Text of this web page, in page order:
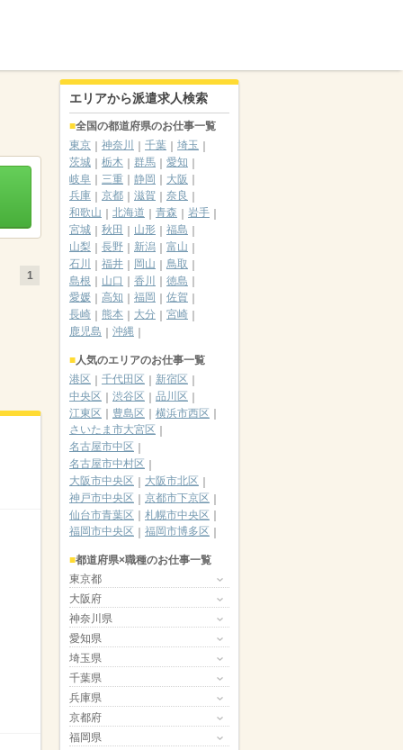
1
エリアから派遣求人検索
全国の都道府県のお仕事一覧
東京
神奈川 千葉
埼玉
茨城
栃木 群馬
愛知
岐阜
三重 静岡
大阪
兵庫
京都 滋賀
奈良
和歌山
北海道 青森
岩手
宮城
秋田 山形
福島
山梨
長野 新潟
富山
石川
福井 岡山
鳥取
島根
山口 香川
徳島
愛媛
高知 福岡
佐賀
長崎
熊本 大分
宮崎
鹿児島
沖縄
人気のエリアのお仕事一覧
港区
千代田区
新宿区
中央区
渋谷区
品川区
江東区
豊島区
横浜市西区
さいたま市大宮区
名古屋市中区
名古屋市中村区
大阪市中央区
大阪市北区
神戸市中央区
京都市下京区
仙台市青葉区
札幌市中央区
福岡市中央区
福岡市博多区
都道府県×職種のお仕事一覧
東京都
大阪府
神奈川県
愛知県
埼玉県
千葉県
兵庫県
京都府
福岡県